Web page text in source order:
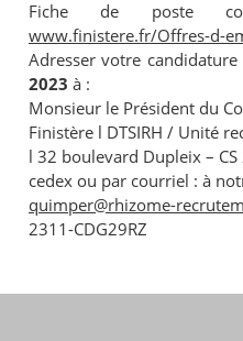
Fiche de poste
www.finistere.fr/Offres-d-
Adresser votre candidature
2023 à :
Monsieur le Président du
Finistère l DTSIRH / Unité
l 32 boulevard Dupleix –
cedex ou par courriel : à
quimper@rhizome-
2311-CDG29RZ